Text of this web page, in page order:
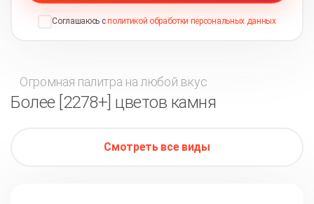
Соглашаюсь сполитикой обработки персональных данных
Огромная палитра на любой вкус
Более [2278+] цветов камня
Смотреть все виды